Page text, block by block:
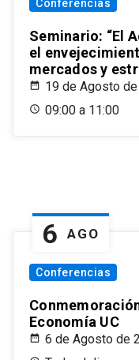
Conferencias
Seminario: “El
el
mercados y
19 de Agosto
09:00 a 11:00
6 AGO
Conferencias
Economía UC
6 de Agosto de